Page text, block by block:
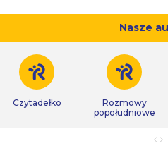
Nasze
Czytadełko
Rozmowy
popołudniowe